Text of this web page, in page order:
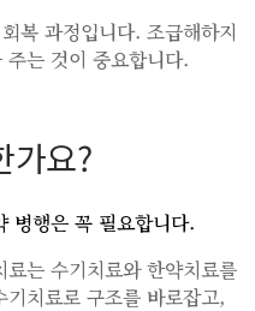
복 과정입니다. 조급해하지
는 것이 중요합니다.
가요?
병행은 꼭 필요합니다.
는 수기치료와 한약치료를
치료로 구조를 바로잡고,